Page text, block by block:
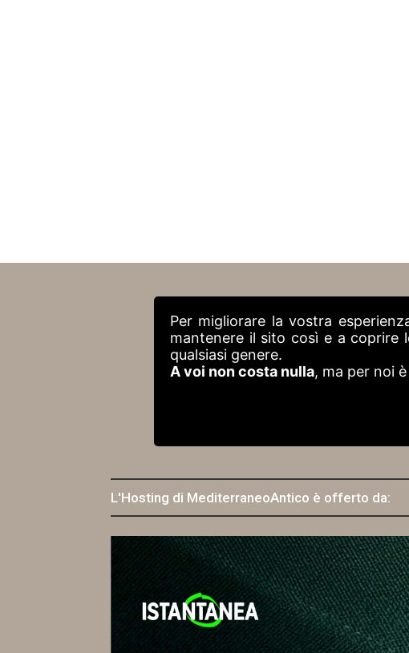
Per migliorare la vostra
mantenere il sito così e a coprire
qualsiasi genere.
A voi non costa nulla, ma per noi
L'Hosting di MediterraneoAntico è offerto da: